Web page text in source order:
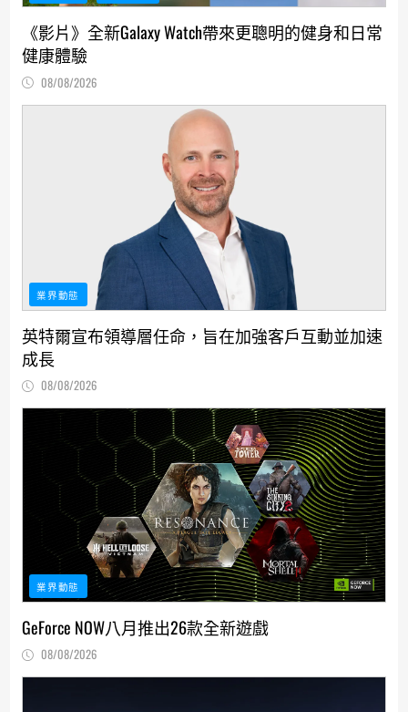
《影片》全新Galaxy Watch帶來更聰明的健身和日常
健康體驗
08/08/2026
業界動態
英特爾宣布領導層任命，旨在加強客戶互動並加速
成長
08/08/2026
業界動態
GeForce NOW八月推出26款全新遊戲
08/08/2026